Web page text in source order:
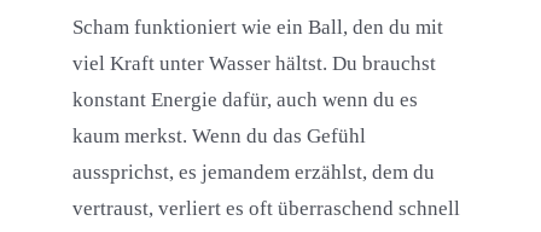
Scham funktioniert wie ein Ball, den du mit
viel Kraft unter Wasser hältst. Du brauchst
konstant Energie dafür, auch wenn du es
kaum merkst. Wenn du das Gefühl
aussprichst, es jemandem erzählst, dem du
vertraust, verliert es oft überraschend schnell